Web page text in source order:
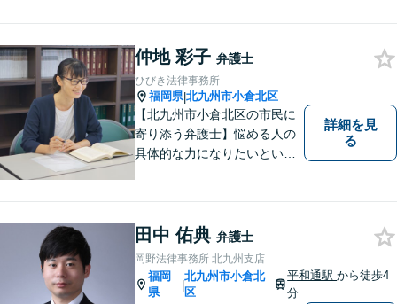
仲地 彩子 弁護士
ひびき法律事務所
福岡県|北九州市小倉北区
【北九州市小倉北区の市民に
寄り添う弁護士】悩める人の
具体的な力になりたいという
面を乗り越える手助けをして
まいります。まずはお気軽に
ご相談ください。
詳細を見
る
田中 佑典 弁護士
岡野法律事務所 北九州支店
福岡
県
|
北九州市小倉北
区
平和通駅から徒歩4
分